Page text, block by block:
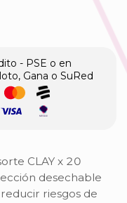
- PSE o en
Gana o SuRed
CLAY x 20
desechable
riesgos de